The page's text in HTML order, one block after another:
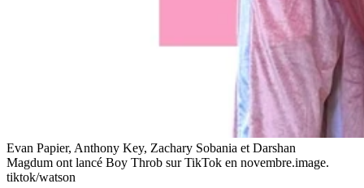
Evan Papier, Anthony Key, Zachary Sobania et Darshan
Magdum ont lancé Boy Throb sur TikTok en novembre.image.
tiktok/watson